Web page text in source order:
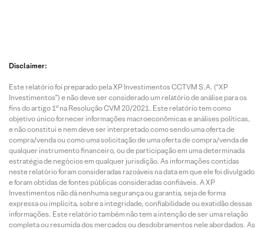
Disclaimer:
Este relatório foi preparado pela XP Investimentos CCTVM S.A. (“XP
Investimentos”) e não deve ser considerado um relatório de análise para os
fins do artigo 1º na Resolução CVM 20/2021. Este relatório tem como
objetivo único fornecer informações macroeconômicas e análises políticas,
e não constitui e nem deve ser interpretado como sendo uma oferta de
compra/venda ou como uma solicitação de uma oferta de compra/venda de
qualquer instrumento financeiro, ou de participação em uma determinada
estratégia de negócios em qualquer jurisdição. As informações contidas
neste relatório foram consideradas razoáveis na data em que ele foi divulgado
e foram obtidas de fontes públicas consideradas confiáveis. A XP
Investimentos não dá nenhuma segurança ou garantia, seja de forma
expressa ou implícita, sobre a integridade, confiabilidade ou exatidão dessas
informações. Este relatório também não tem a intenção de ser uma relação
completa ou resumida dos mercados ou desdobramentos nele abordados. As